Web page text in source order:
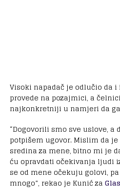
Visoki napadač je odlučio da
provede na pozajmici, a
najkonkretniji u namjeri da
“Dogovorili smo sve uslove, a
potpišem ugovor. Mislim da
sredina za mene, bitno mi je
ću opravdati očekivanja ljudi
se od mene očekuju golovi,
mnogo”, rekao je Kunić za